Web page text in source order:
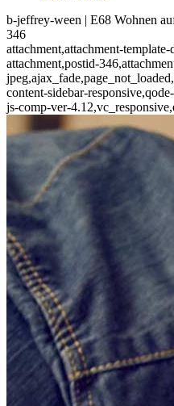
b-jeffrey-ween | E68 Wohnen
346
attachment,attachment-
attachment,postid-
content-sidebar-
js-comp-ver-